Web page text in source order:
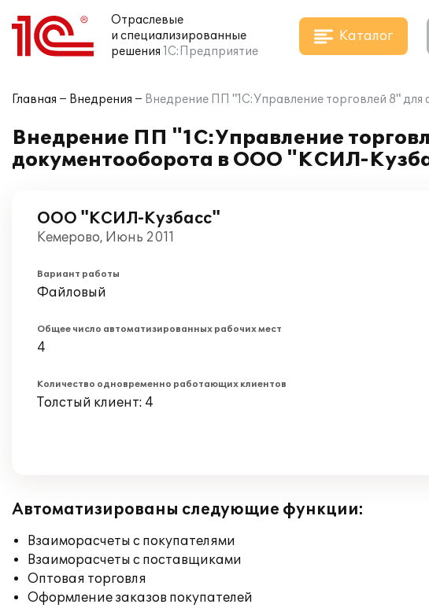
Отраслевые
и специализированные
решения 1С:Предприятие
Каталог
Главная Внедрения Внедрение ПП "1С:Управление торговлей 8"
Внедрение ПП "1С:Управление
документооборота в ООО "КСИЛ-
ООО "КСИЛ-Кузбасс"
Кемерово, Июнь 2011
Вариант работы
Файловый
Общее число автоматизированных рабочих мест
4
Количество одновременно работающих клиентов
Толстый клиент: 4
Автоматизированы следующие функции:
Взаиморасчеты с покупателями
Взаиморасчеты с поставщиками
Оптовая торговля
Оформление заказов покупателей